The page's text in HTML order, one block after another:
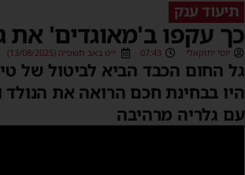
תיעוד ענק
כך עקפו ב'מאוגדים' את
יוסי יחזקאלי 07:43 י״ט באב תשפ״ה (13/08/2025)
גל החום הכבד הביא לביטול של
היו בבחינת חכם הרואה את
עם גלריה מרהיבה